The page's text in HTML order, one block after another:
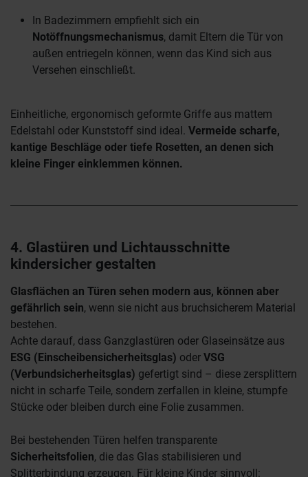
In Badezimmern empfiehlt sich ein
Notöffnungsmechanismus, damit Eltern die Tür von
außen entriegeln können, wenn das Kind sich aus
Versehen einschließt.
Einheitliche, ergonomisch geformte Griffe aus mattem
Edelstahl oder Kunststoff sind ideal. Vermeide scharfe,
kantige Beschläge oder tiefe Rosetten, an denen sich
kleine Finger einklemmen können.
4. Glastüren und Lichtausschnitte
kindersicher gestalten
Glasflächen an Türen sehen modern aus, können aber
gefährlich sein, wenn sie nicht aus bruchsicherem Material
bestehen.
Achte darauf, dass Ganzglastüren oder Glaseinsätze aus
ESG (Einscheibensicherheitsglas) oder VSG
(Verbundsicherheitsglas) gefertigt sind – diese zersplittern
nicht in scharfe Teile, sondern zerfallen in kleine, stumpfe
Stücke oder bleiben durch eine Folie zusammen.
Bei bestehenden Türen helfen transparente
Sicherheitsfolien, die das Glas stabilisieren und
Splitterbindung erzeugen. Für kleine Kinder sinnvoll: